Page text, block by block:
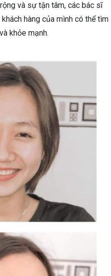
và sự tận tâm, các bác sĩ
hàng của mình có thể tìm
khỏe mạnh.